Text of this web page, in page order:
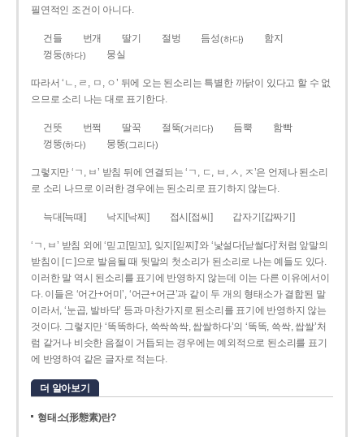
필연적인 조건이 아니다.
건들 번개 딸기 절벙 듬성(하다)
함지
껑둥(하다) 뭉실
따라서 ‘ㄴ, ㄹ, ㅁ, ㅇ’ 뒤에 오는 된소리는 특별한 까닭이 있다고 할 수 없
으므로 소리 나는 대로 표기한다.
건뜻 번쩍 딸꾹 절뚝(거리다) 듬뿍
함빡
껑뚱(하다) 뭉뚱(그리다)
그렇지만 ‘ㄱ, ㅂ’ 받침 뒤에 연결되는 ‘ㄱ, ㄷ, ㅂ, ㅅ, ㅈ’은 언제나 된소리
로 소리 나므로 이러한 경우에는 된소리로 표기하지 않는다.
늑대[늑때] 낙지[낙찌] 접시[접씨] 갑자기[갑짜기]
‘ㄱ, ㅂ’ 받침 외에 ‘믿고[믿꼬], 잊지[읻찌]’와 ‘낯설다[낟썰다]’처럼 앞말의
받침이 [ㄷ]으로 발음될 때 뒷말의 첫소리가 된소리로 나는 예들도 있다.
이러한 말 역시 된소리를 표기에 반영하지 않는데 이는 다른 이유에서이
다. 이들은 ‘어간+어미’, ‘어근+어근’과 같이 두 개의 형태소가 결합된 말
이라서, ‘눈곱, 발바닥’ 등과 마찬가지로 된소리를 표기에 반영하지 않는
것이다. 그렇지만 ‘똑똑하다, 쓱싹쓱싹, 쌉쌀하다’의 ‘똑똑, 쓱싹, 쌉쌀’처
럼 같거나 비슷한 음절이 거듭되는 경우에는 예외적으로 된소리를 표기
에 반영하여 같은 글자로 적는다.
더 알아보기
형태소(形態素)란?